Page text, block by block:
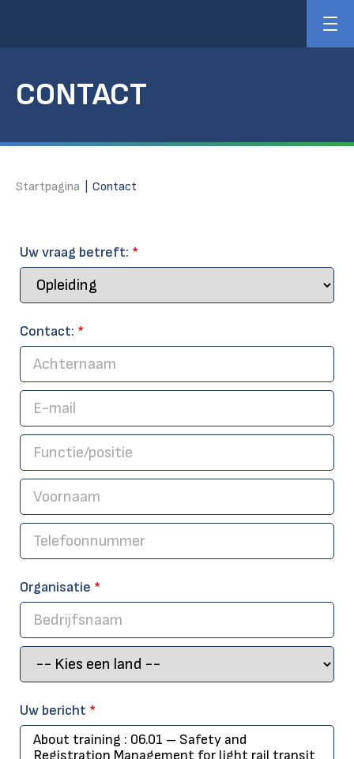
CONTACT
Startpagina Contact
Uw vraag betreft: *
Contact: *
Organisatie *
Uw bericht *